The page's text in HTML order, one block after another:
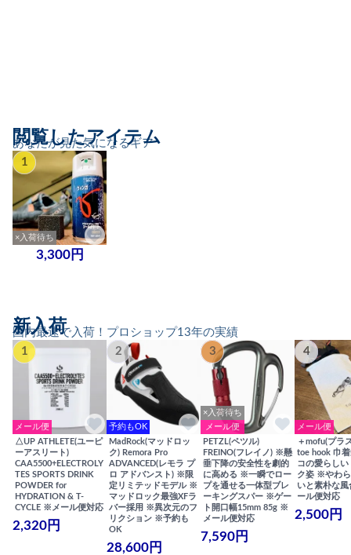
あなたが見た気になるギア
閲覧したアイテム
1
×入荷待ち
3,300円
国内最速で入荷！プロショップ13年の実績
新入荷
1
メール便
△UP ATHLETE(ユーピ
ーアスリート)
CAA5500+ELECTROLY
TES SPORTS DRINK
POWDER for
HYDRATION & T-
CYCLE ※メール便対応
2,320円
2
予約もOK
MadRock(マッドロッ
ク) Remora Pro
ADVANCED(レモラ プ
ロ アドバンスト) ※限
定リミテッドモデル ※
マッドロック最強XFラ
バー採用 ※異次元のフ
リクション ※予約も
OK
28,600円
3
×入荷待ち
メール便
PETZL(ペツル)
FREINO(フレイノ) ※懸
垂下降の安全性を劇的
に高める ※一瞬でロー
プを通せる一体型ブレ
ーキングスパー ※ゲー
ト開口幅15mm 85g ※
メール便対応
7,590円
4
メール便
＋mofu(プラ
toe hook 巾
コの愛らしい
ク姿 ※やわ
いと素朴な
ール便対応
2,500円